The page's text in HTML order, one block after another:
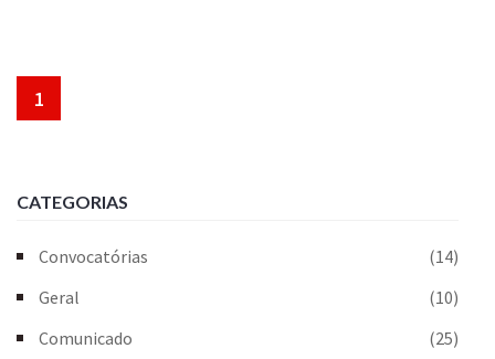
1
CATEGORIAS
Convocatórias
(14)
Geral
(10)
Comunicado
(25)